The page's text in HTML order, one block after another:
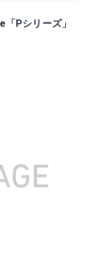
Pシリーズ」